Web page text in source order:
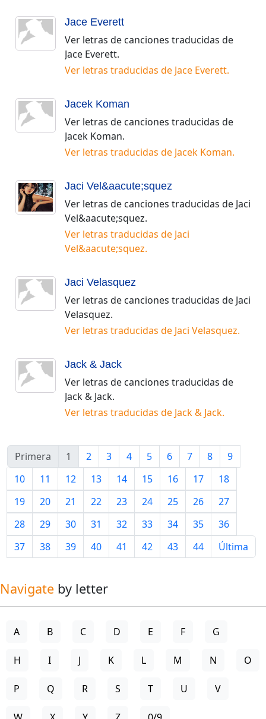
Jace Everett
Ver letras de canciones traducidas de
Jace Everett.
Ver letras traducidas de Jace Everett.
Jacek Koman
Ver letras de canciones traducidas de
Jacek Koman.
Ver letras traducidas de Jacek Koman.
Jaci Vel&aacute;squez
Ver letras de canciones traducidas de Jaci
Vel&aacute;squez.
Ver letras traducidas de Jaci
Vel&aacute;squez.
Jaci Velasquez
Ver letras de canciones traducidas de Jaci
Velasquez.
Ver letras traducidas de Jaci Velasquez.
Jack & Jack
Ver letras de canciones traducidas de
Jack & Jack.
Ver letras traducidas de Jack & Jack.
Primera 1 2 3 4 5 6 7 8
9
10
11 12 13 14 15 16 17
18
19
20 21 22 23 24 25 26
27
28
29 30 31 32 33 34 35
36
37
38 39 40 41 42 43 44 Última
Navigate by letter
A B C D E F G
H I J K L M N O
P Q R S T U V